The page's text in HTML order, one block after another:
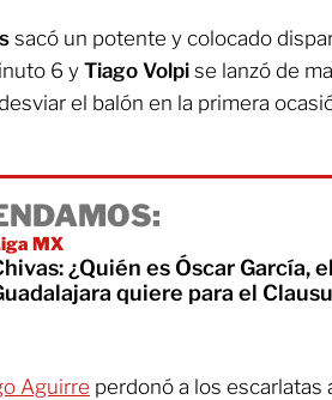
sacó un potente y colocado
6 y Tiago Volpi se lanzó de
el balón en la primera
MX
¿Quién es Óscar García,
quiere para el
Aguirre perdonó a los escarlatas